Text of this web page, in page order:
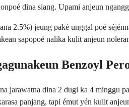
dina siang. Upami anjeun
2.5%) jeung paké unggal poé
sapopoé nalika kulit anjeun
Benzoyl
jarawatna dina 2 dugi ka 4 minggu
panjang, tapi émut yén kulit